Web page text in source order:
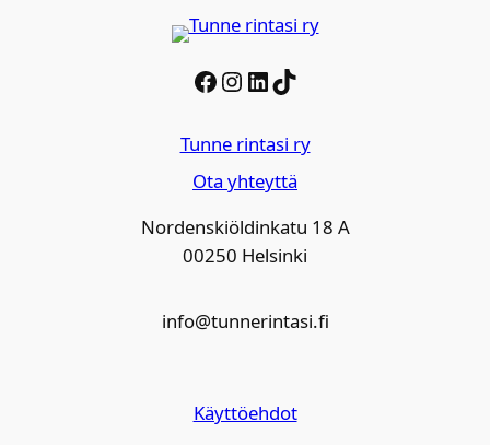
Facebook
Instagram
LinkedIn
TikTok
Tunne rintasi ry
Ota yhteyttä
Nordenskiöldinkatu 18 A
00250 Helsinki
info@tunnerintasi.fi
Käyttöehdot